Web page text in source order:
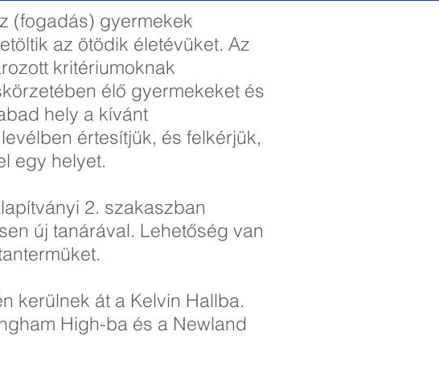
(fogadás) gyermekek
az ötödik életévüket. Az
kritériumoknak
élő gyermekeket és
hely a kívánt
értesítjük, és felkérjük,
egy helyet.
2. szakaszban
új tanárával. Lehetőség van
kerülnek át a Kelvin Hallba.
High-ba és a Newland